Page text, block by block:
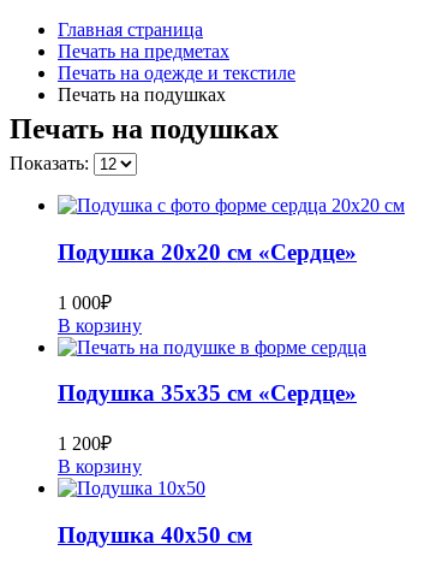
Главная страница
Печать на предметах
Печать на одежде и текстиле
Печать на подушках
Печать на подушках
Показать:
Подушка 20х20 см «Сердце»
1 000₽
В корзину
Подушка 35х35 см «Сердце»
1 200₽
В корзину
Подушка 40х50 см